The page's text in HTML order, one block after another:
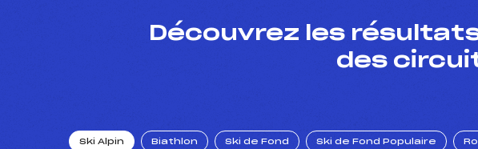
Découvrez les
des
Ski Alpin Biathlon Ski de Fond Ski de Fond Populaire